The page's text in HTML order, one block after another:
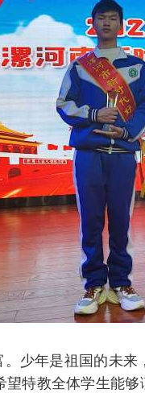
少年是祖国的未
望特教全体学生能